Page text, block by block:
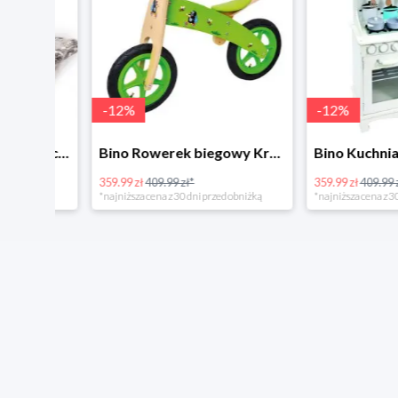
%
Bino Rowerek biegowy Krecik
359.99 zł409.99 zł*
*najniższa cena z 30 dni przed obniżką
%
359.99 zł409.99 zł*
*najniższa cena z 30 dni